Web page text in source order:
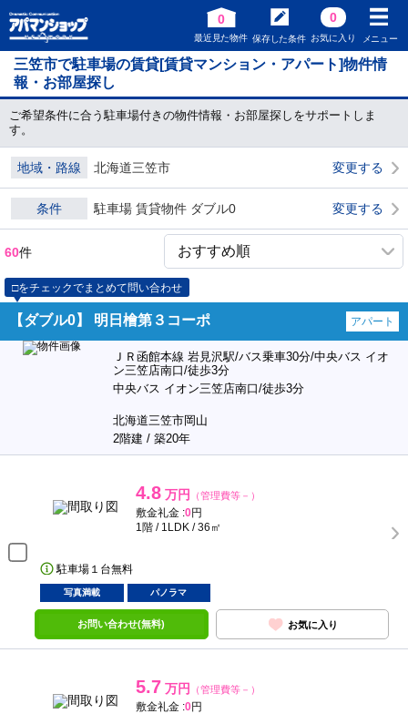
0
最近見た物件 保存した条件
0
お気に入り メニュー
三笠市で駐車場の賃貸[賃貸マンション・アパート]物件情
報・お部屋探し
ご希望条件に合う駐車場付きの物件情報・お部屋探しをサポートしま
す。
地域・路線 北海道三笠市 変更する
条件 駐車場 賃貸物件 ダブル0 変更する
60件
□をチェックでまとめて問い合わせ
【ダブル0】 明日檜第３コーポ アパート
ＪＲ函館本線 岩見沢駅/バス乗車30分/中央バス イオ
ン三笠店南口/徒歩3分
中央バス イオン三笠店南口/徒歩3分
北海道三笠市岡山
2階建 / 築20年
4.8 万円 （管理費等－）
敷金礼金 :0円
1階 / 1LDK / 36㎡
駐車場１台無料
写真満載 パノラマ
お問い合わせ(無料) お気に入り
5.7 万円 （管理費等－）
敷金礼金 :0円